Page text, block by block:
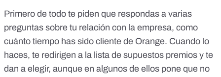
Primero de todo te piden que respondas a varias
preguntas sobre tu relación con la empresa, como
cuánto tiempo has sido cliente de Orange. Cuando lo
haces, te redirigen a la lista de supuestos premios y te
dan a elegir, aunque en algunos de ellos pone que no